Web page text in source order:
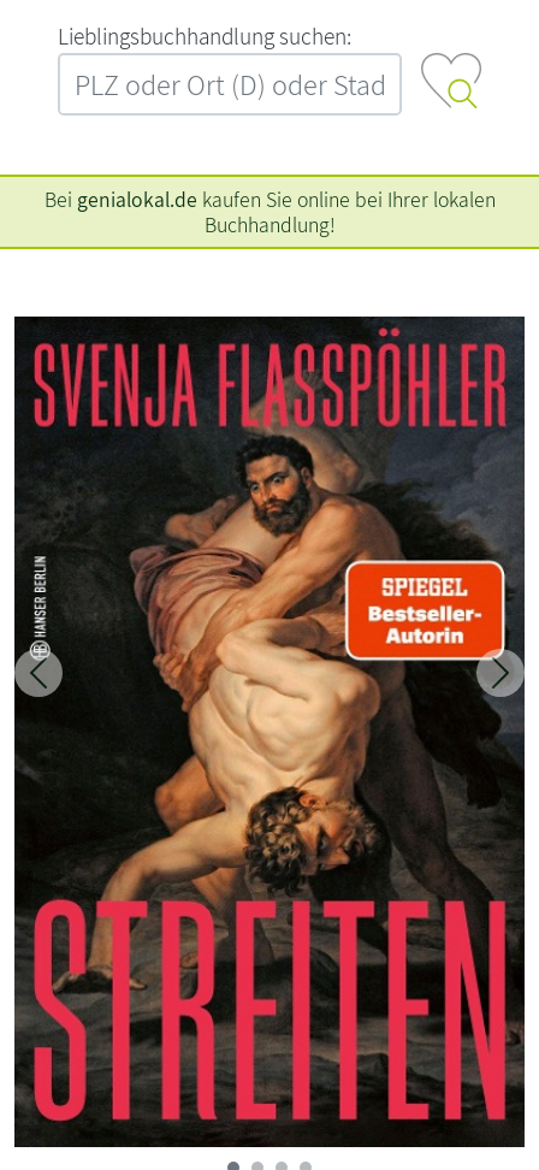
L‍i‍e‍b‍l‍i‍n‍g‍s‍b‍u‍c‍h‍h‍a‍n‍d‍l‍u‍n‍g‍ ‍s‍u‍c‍h‍e‍n‍:‍
Bei genialokal.de kaufen Sie online bei Ihrer lokalen
Buchhandlung!
Zurück